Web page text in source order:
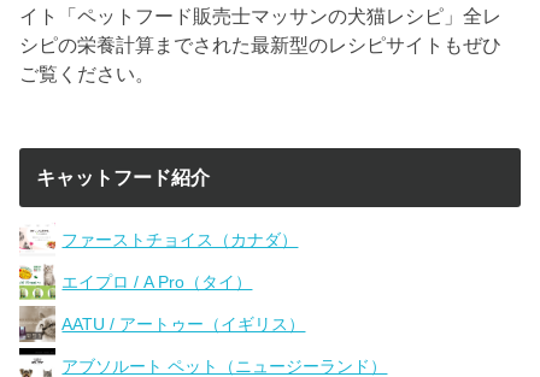
イト「ペットフード販売士マッサンの犬猫レシピ」全レ
シピの栄養計算までされた最新型のレシピサイトもぜひ
ご覧ください。
キャットフード紹介
ファーストチョイス（カナダ）
エイプロ / A Pro（タイ）
AATU / アートゥー（イギリス）
アブソルート ペット（ニュージーランド）